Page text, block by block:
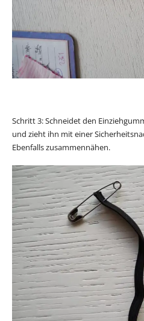
Schritt 3: Schneidet den
und zieht ihn mit einer
Ebenfalls zusammennähen.